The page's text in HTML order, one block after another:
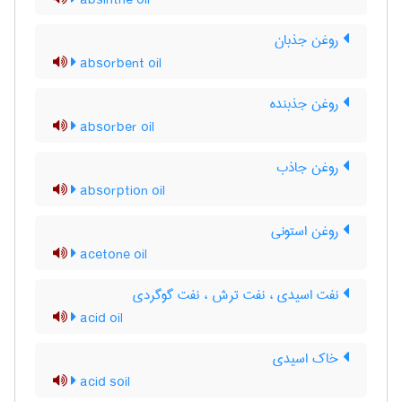
روغن جذبان
absorbent oil
روغن جذبنده
absorber oil
روغن جاذب
absorption oil
روغن استونی
acetone oil
نفت اسیدی ، نفت ترش ، نفت گوگردی
acid oil
خاک اسیدی
acid soil